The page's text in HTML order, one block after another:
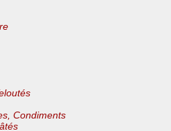
Condiments